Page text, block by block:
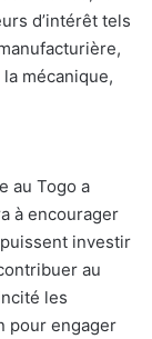
d’intérêt tels
mécanique,
au Togo a
à encourager
investir
au
les
pour engager